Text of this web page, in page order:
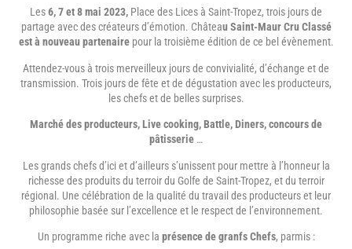
Les6, 7 et 8 mai 2023, Place des Lices à Saint-Tropez, trois jours de
partage avec des créateurs d’émotion. Château Saint-Maur Cru Classé
est à nouveau partenairepour la troisième édition de ce bel évènement.
Attendez-vous à trois merveilleux jours de convivialité, d’échange et de
transmission. Trois jours de fête et de dégustation avec les producteurs,
les chefs et de belles surprises.
Marché des producteurs, Live cooking, Battle, Diners, concours de
pâtisserie …
Les grands chefs d’ici et d’ailleurs s’unissent pour mettre à l’honneur la
richesse des produits du terroir du Golfe de Saint-Tropez, et du terroir
régional. Une célébration de la qualité du travail des producteurs et leur
philosophie basée sur l’excellence et le respect de l’environnement.
Un programme riche avec la présence de granfs Chefs, parmis :